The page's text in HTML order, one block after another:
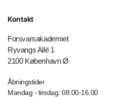
Kontakt
Forsvarsakademiet
Ryvangs Allé 1
2100 København Ø
Åbningstider
Mandag - tirsdag: 08.00-16.00